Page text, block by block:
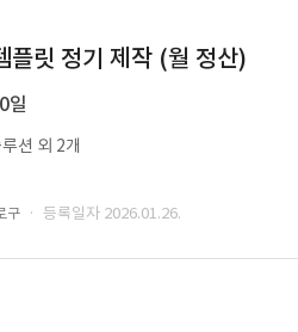
플릿 정기 제작 (월 정산)
일
션 외 2개
구 · 등록일자 2026.01.26.